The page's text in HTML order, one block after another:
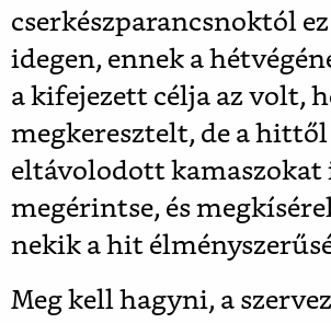
cserkészparancsnoktól
idegen, ennek a
a kifejezett célja az volt,
megkeresztelt, de a hittől
eltávolodott kamaszokat
megérintse, és
nekik a hit
Meg kell hagyni, a